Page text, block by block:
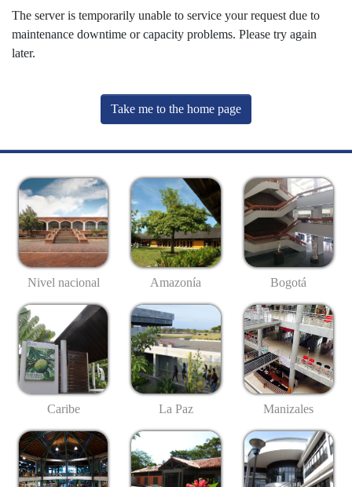
The server is temporarily unable to service your request due to
maintenance downtime or capacity problems. Please try again
later.
Take me to the home page
Nivel nacional Amazonía Bogotá
Caribe La Paz Manizales